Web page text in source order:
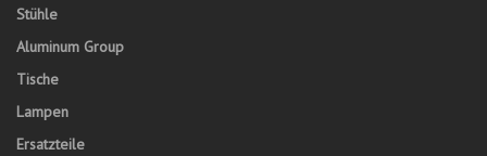
Stühle
Aluminum Group
Tische
Lampen
Ersatzteile